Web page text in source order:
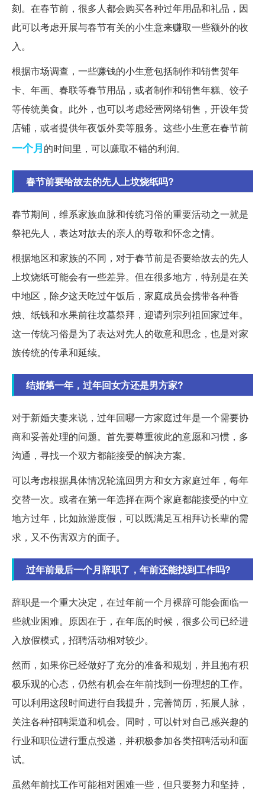
刻。在春节前，很多人都会购买各种过年用品和礼品，因
此可以考虑开展与春节有关的小生意来赚取一些额外的收
入。
根据市场调查，一些赚钱的小生意包括制作和销售贺年
卡、年画、春联等春节用品，或者制作和销售年糕、饺子
等传统美食。此外，也可以考虑经营网络销售，开设年货
店铺，或者提供年夜饭外卖等服务。这些小生意在春节前
一个月的时间里，可以赚取不错的利润。
春节前要给故去的先人上坟烧纸吗?
春节期间，维系家族血脉和传统习俗的重要活动之一就是
祭祀先人，表达对故去的亲人的尊敬和怀念之情。
根据地区和家族的不同，对于春节前是否要给故去的先人
上坟烧纸可能会有一些差异。但在很多地方，特别是在关
中地区，除夕这天吃过午饭后，家庭成员会携带各种香
烛、纸钱和水果前往坟墓祭拜，迎请列宗列祖回家过年。
这一传统习俗是为了表达对先人的敬意和思念，也是对家
族传统的传承和延续。
结婚第一年，过年回女方还是男方家?
对于新婚夫妻来说，过年回哪一方家庭过年是一个需要协
商和妥善处理的问题。首先要尊重彼此的意愿和习惯，多
沟通，寻找一个双方都能接受的解决方案。
可以考虑根据具体情况轮流回男方和女方家庭过年，每年
交替一次。或者在第一年选择在两个家庭都能接受的中立
地方过年，比如旅游度假，可以既满足互相拜访长辈的需
求，又不伤害双方的面子。
过年前最后一个月辞职了，年前还能找到工作吗?
辞职是一个重大决定，在过年前一个月裸辞可能会面临一
些就业困难。原因在于，在年底的时候，很多公司已经进
入放假模式，招聘活动相对较少。
然而，如果你已经做好了充分的准备和规划，并且抱有积
极乐观的心态，仍然有机会在年前找到一份理想的工作。
可以利用这段时间进行自我提升，完善简历，拓展人脉，
关注各种招聘渠道和机会。同时，可以针对自己感兴趣的
行业和职位进行重点投递，并积极参加各类招聘活动和面
试。
虽然年前找工作可能相对困难一些，但只要努力和坚持，